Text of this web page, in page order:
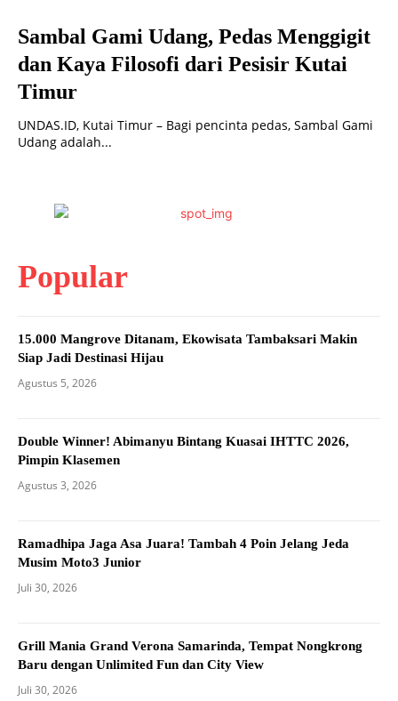
Sambal Gami Udang, Pedas Menggigit
dan Kaya Filosofi dari Pesisir Kutai
Timur
UNDAS.ID, Kutai Timur – Bagi pencinta pedas, Sambal Gami
Udang adalah...
Popular
15.000 Mangrove Ditanam, Ekowisata Tambaksari Makin
Siap Jadi Destinasi Hijau
Agustus 5, 2026
Double Winner! Abimanyu Bintang Kuasai IHTTC 2026,
Pimpin Klasemen
Agustus 3, 2026
Ramadhipa Jaga Asa Juara! Tambah 4 Poin Jelang Jeda
Musim Moto3 Junior
Juli 30, 2026
Grill Mania Grand Verona Samarinda, Tempat Nongkrong
Baru dengan Unlimited Fun dan City View
Juli 30, 2026